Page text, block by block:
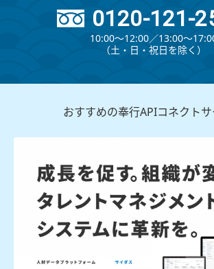
0120-121-
10:00～12:00∕13:00～
（⼟・⽇・祝⽇を除く）
おすすめの奉行APIコネクトサ